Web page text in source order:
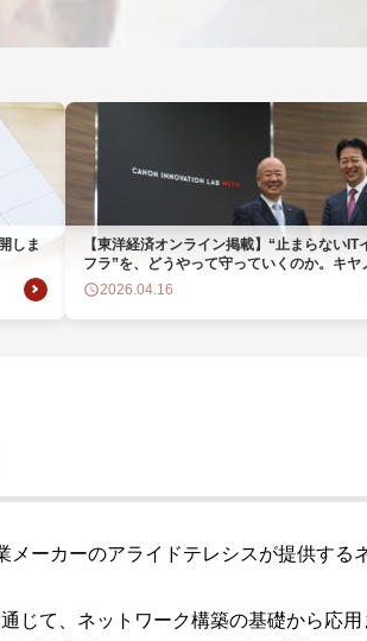
システム構成アシスト
クラウ
Platform
セキュ
SASEソ
オフラ
しま
【東洋経済オンライン掲載】“止まらないIT
フラ”を、どうやって守っていくのか。キヤ
システムアンドサポート株式会社 代表取締
平賀氏と、当社代表取締役副社長・佐藤が
小企業を支える取り組みについて対談した
2026.04.16
メーカーのアライドテレシスが提供す
じて、ネットワーク構築の基礎から応